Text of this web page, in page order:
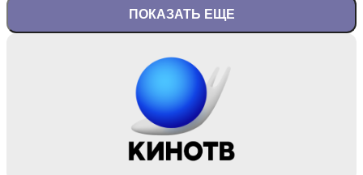
ПОКАЗАТЬ ЕЩЕ